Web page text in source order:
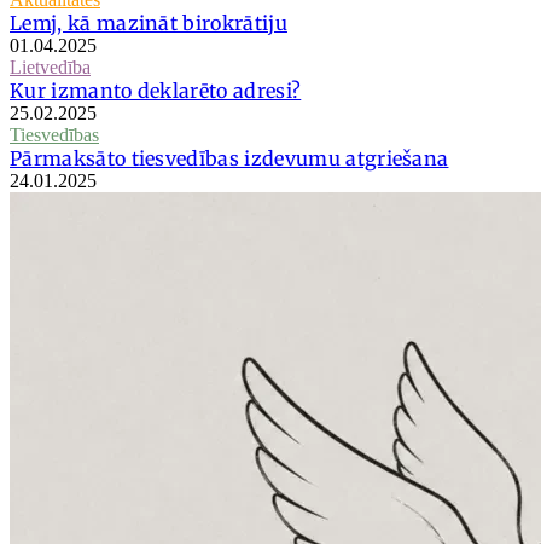
Lemj, kā mazināt birokrātiju
01.04.2025
Lietvedība
Kur izmanto deklarēto adresi?
25.02.2025
Tiesvedības
Pārmaksāto tiesvedības izdevumu atgriešana
24.01.2025